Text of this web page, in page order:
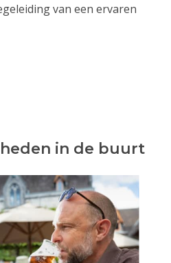
van een ervaren
in de buurt